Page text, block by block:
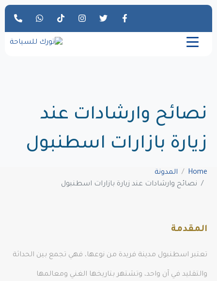
نصائح وارشادات عند
زيارة بازارات اسطنبول
Home
المدونة
نصائح وارشادات عند زيارة بازارات اسطنبول
المقدمة
تعتبر اسطنبول مدينة فريدة من نوعها، فهي تجمع بين الحداثة
والتقليد في آن واحد، وتشتهر بتاريخها الغني ومعالمها